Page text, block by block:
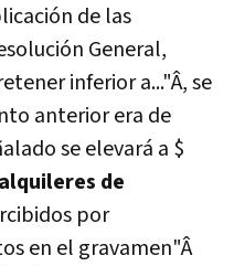
de las
General,
inferior a..."Â, se
anterior era de
se elevará a $
alquileres de
por
en el gravamen"Â